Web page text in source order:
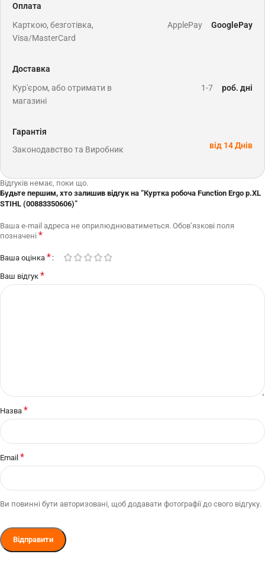
Оплата
Карткою, безготівка,
Visa/MasterCard
ApplePay GooglePay
Доставка
Кур'єром, або отримати в
магазині
1-7 роб. дні
Гарантія
Законодавство та Виробник
від 14 Днів
Відгуків немає, поки що.
Будьте першим, хто залишив відгук на “Куртка робоча Function Ergo р.XL
STIHL (00883350606)”
Ваша e-mail адреса не оприлюднюватиметься. Обов’язкові поля
позначені *
Ваша оцінка *
Ваш відгук *
Назва *
Email *
Ви повинні бути авторизовані, щоб додавати фотографії до свого відгуку.